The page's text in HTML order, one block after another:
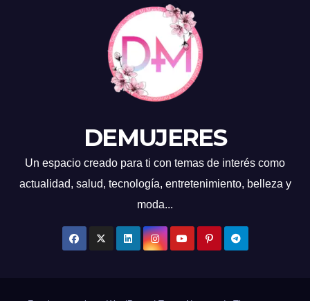
DEMUJERES
Un espacio creado para ti con temas de interés como
actualidad, salud, tecnología, entretenimiento, belleza y
moda...